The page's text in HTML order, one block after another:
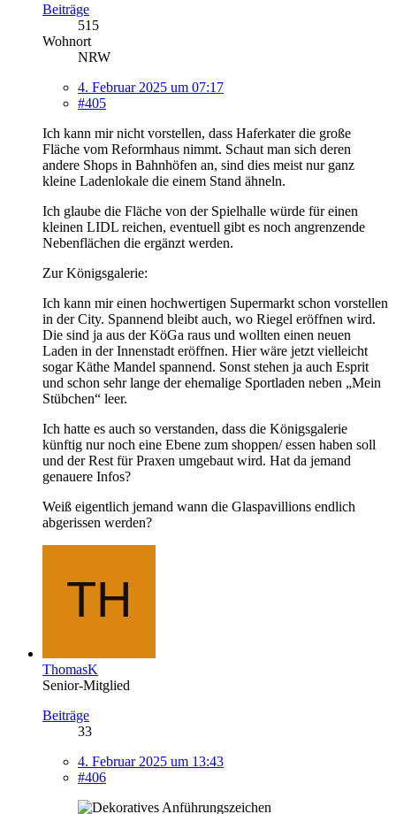
Beiträge
515
Wohnort
NRW
4. Februar 2025 um 07:17
#405
Ich kann mir nicht vorstellen, dass Haferkater die große
Fläche vom Reformhaus nimmt. Schaut man sich deren
andere Shops in Bahnhöfen an, sind dies meist nur ganz
kleine Ladenlokale die einem Stand ähneln.
Ich glaube die Fläche von der Spielhalle würde für einen
kleinen LIDL reichen, eventuell gibt es noch angrenzende
Nebenflächen die ergänzt werden.
Zur Königsgalerie:
Ich kann mir einen hochwertigen Supermarkt schon vorstellen
in der City. Spannend bleibt auch, wo Riegel eröffnen wird.
Die sind ja aus der KöGa raus und wollten einen neuen
Laden in der Innenstadt eröffnen. Hier wäre jetzt vielleicht
sogar Käthe Mandel spannend. Sonst stehen ja auch Esprit
und schon sehr lange der ehemalige Sportladen neben „Mein
Stübchen“ leer.
Ich hatte es auch so verstanden, dass die Königsgalerie
künftig nur noch eine Ebene zum shoppen/ essen haben soll
und der Rest für Praxen umgebaut wird. Hat da jemand
genauere Infos?
Weiß eigentlich jemand wann die Glaspavillions endlich
abgerissen werden?
ThomasK
Senior-Mitglied
Beiträge
33
4. Februar 2025 um 13:43
#406